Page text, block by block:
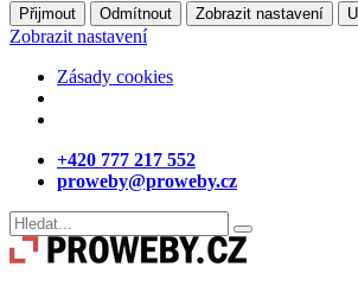
Přijmout Odmítnout Zobrazit nastavení
Zobrazit nastavení
Zásady cookies
+420 777 217 552
proweby@proweby.cz